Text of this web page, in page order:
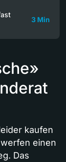
3 Min
kaufen
einen
Das